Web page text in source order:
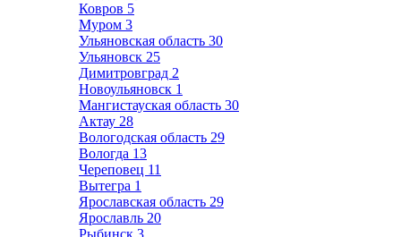
Ковров 5
Муром 3
Ульяновская область 30
Ульяновск 25
Димитровград 2
Новоульяновск 1
Мангистауская область 30
Актау 28
Вологодская область 29
Вологда 13
Череповец 11
Вытегра 1
Ярославская область 29
Ярославль 20
Рыбинск 3